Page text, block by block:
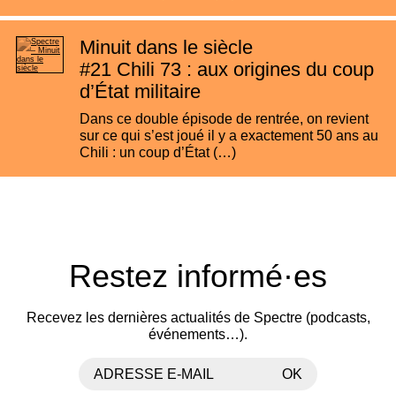
Minuit dans le siècle
#21 Chili 73 : aux origines du coup
d’État militaire
Dans ce double épisode de rentrée, on revient
sur ce qui s’est joué il y a exactement 50 ans au
Chili : un coup d’État (…)
Restez informé·es
Recevez les dernières actualités de Spectre (podcasts,
événements…).
ADRESSE E-MAIL OK